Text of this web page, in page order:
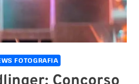
FOTOGRAFIA